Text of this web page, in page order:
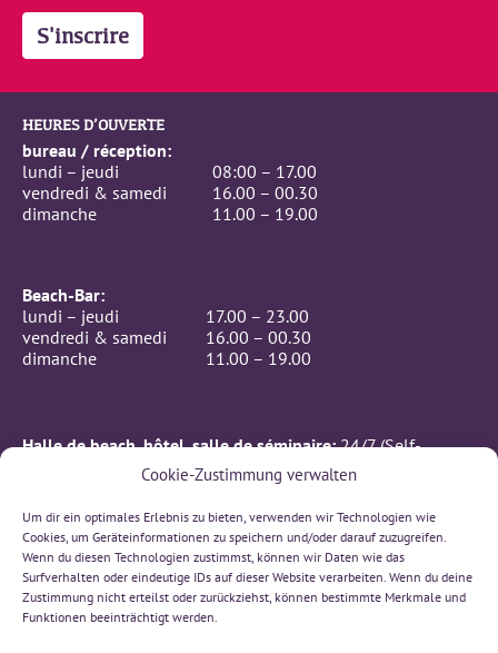
Cookie-Zustimmung verwalten
Um dir ein optimales Erlebnis zu bieten, verwenden wir Technologien wie
Cookies, um Geräteinformationen zu speichern und/oder darauf zuzugreifen.
Wenn du diesen Technologien zustimmst, können wir Daten wie das
Surfverhalten oder eindeutige IDs auf dieser Website verarbeiten. Wenn du deine
Zustimmung nicht erteilst oder zurückziehst, können bestimmte Merkmale und
Funktionen beeinträchtigt werden.
S'inscrire
HEURES D’OUVERTE
bureau / réception:
lundi – jeudi
08:00 – 17.00
vendredi & samedi
16.00 – 00.30
dimanche
11.00 – 19.00
Beach-Bar:
lundi – jeudi
17.00 – 23.00
vendredi & samedi
16.00 – 00.30
dimanche
11.00 – 19.00
Halle de beach, hôtel, salle de séminaire:24/7 (Self-
BeachIN GmbH
Rämismatte 7, 3232 Ins
032 312 00 66
sonne(at)beachin.ch
Ecris-nous sur Whatsapp!